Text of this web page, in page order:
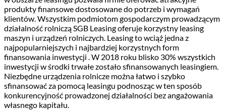
produkty finansowe dostosowane do potrzeb i wymagań
klientów. Wszystkim podmiotom gospodarczym prowadzącym
działalność rolniczą SGB Leasing oferuje korzystny leasing
maszyn i urządzeń rolniczych. Leasing to wciąż jedna z
najpopularniejszych i najbardziej korzystnych form
finansowania inwestycji . W 2018 roku blisko 30% wszystkich
inwestycji w środki trwałe zostało sfinansowanych leasingiem.
Niezbędne urządzenia rolnicze można łatwo i szybko
sfinansować za pomocą leasingu podnosząc w ten sposób
konkurencyjność prowadzonej działalności bez angażowania
własnego kapitału.